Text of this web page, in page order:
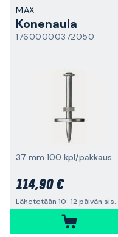
MAX
Konenaula
17600000372050
37 mm 100 kpl/pakkaus
114,90 €
Lähetetään